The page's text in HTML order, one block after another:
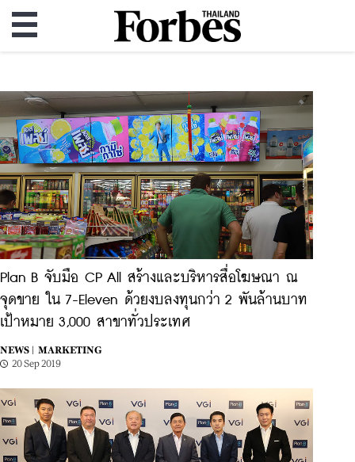
Plan B จับมือ CP All สร้างและบริหารสื่อโฆษณา ณ
จุดขาย ใน 7-Eleven ด้วยงบลงทุนกว่า 2 พันล้านบาท
เป้าหมาย 3,000 สาขาทั่วประเทศ
NEWS |
MARKETING
20 Sep 2019